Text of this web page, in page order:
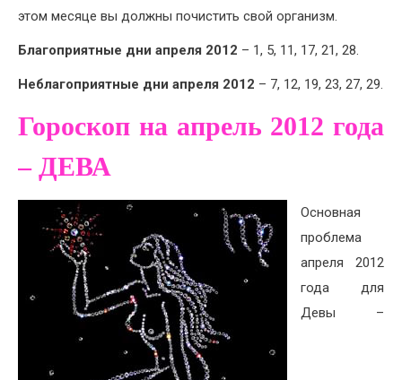
этом месяце вы должны почистить свой организм.
Благоприятные дни апреля 2012 – 1, 5, 11, 17, 21, 28.
Неблагоприятные дни апреля 2012 – 7, 12, 19, 23, 27, 29.
Гороскоп на апрель 2012 года
– ДЕВА
Основная
проблема
апреля 2012
года для
Девы –